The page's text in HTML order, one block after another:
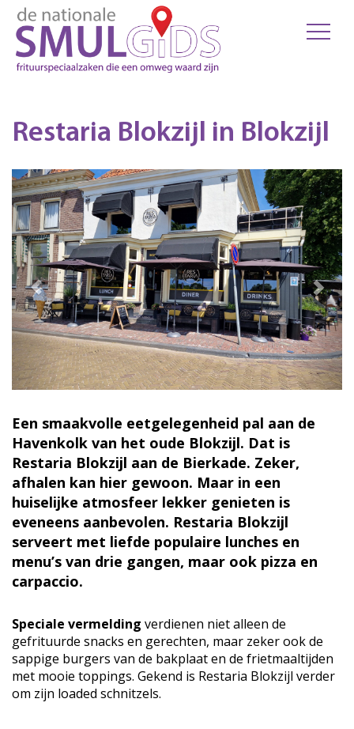
Restaria Blokzijl in Blokzijl
Een smaakvolle eetgelegenheid pal aan de
Havenkolk van het oude Blokzijl. Dat is
Restaria Blokzijl aan de Bierkade. Zeker,
afhalen kan hier gewoon. Maar in een
huiselijke atmosfeer lekker genieten is
eveneens aanbevolen. Restaria Blokzijl
serveert met liefde populaire lunches en
menu’s van drie gangen, maar ook pizza en
carpaccio.
Speciale vermelding verdienen niet alleen de
gefrituurde snacks en gerechten, maar zeker ook de
sappige burgers van de bakplaat en de frietmaaltijden
met mooie toppings. Gekend is Restaria Blokzijl verder
om zijn loaded schnitzels.